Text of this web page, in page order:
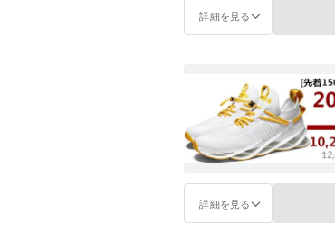
詳細を見る
詳細を見る